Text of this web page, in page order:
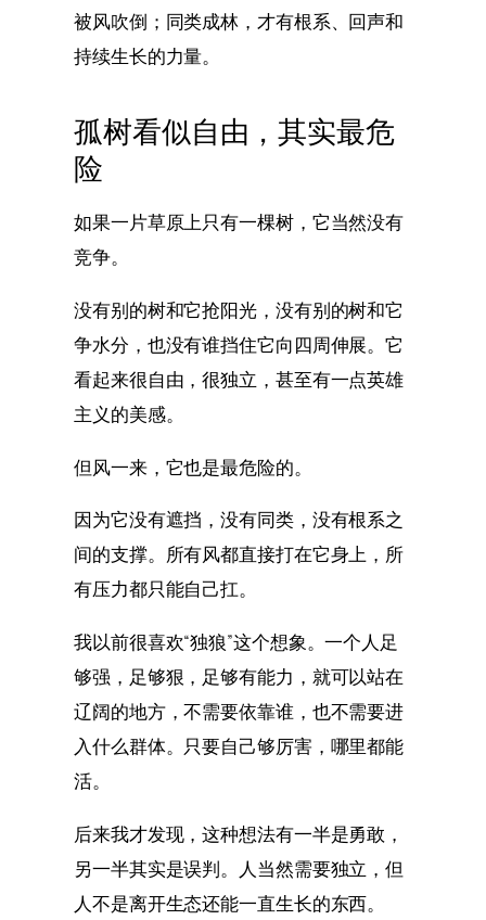
被风吹倒；同类成林，才有根系、回声和
持续生长的力量。
孤树看似自由，其实最危
险
如果一片草原上只有一棵树，它当然没有
竞争。
没有别的树和它抢阳光，没有别的树和它
争水分，也没有谁挡住它向四周伸展。它
看起来很自由，很独立，甚至有一点英雄
主义的美感。
但风一来，它也是最危险的。
因为它没有遮挡，没有同类，没有根系之
间的支撑。所有风都直接打在它身上，所
有压力都只能自己扛。
我以前很喜欢“独狼”这个想象。一个人足
够强，足够狠，足够有能力，就可以站在
辽阔的地方，不需要依靠谁，也不需要进
入什么群体。只要自己够厉害，哪里都能
活。
后来我才发现，这种想法有一半是勇敢，
另一半其实是误判。人当然需要独立，但
人不是离开生态还能一直生长的东西。